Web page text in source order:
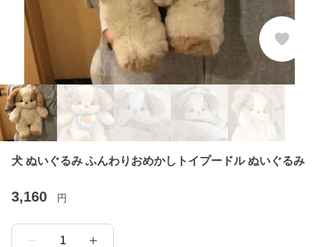
犬 ぬいぐるみ ふんわりおめかしトイプードル ぬいぐるみ
3,160 円
1